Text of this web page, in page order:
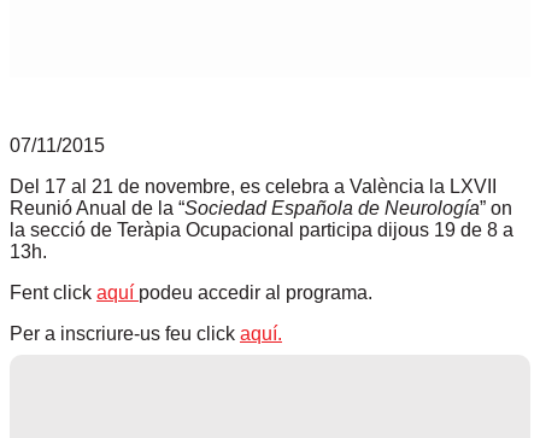
07/11/2015
Del 17 al 21 de novembre, es celebra a València la LXVII
Reunió Anual de la “Sociedad Española de Neurología” on
la secció de Teràpia Ocupacional participa dijous 19 de 8 a
13h.
Fent click aquí podeu accedir al programa.
Per a inscriure-us feu click aquí.